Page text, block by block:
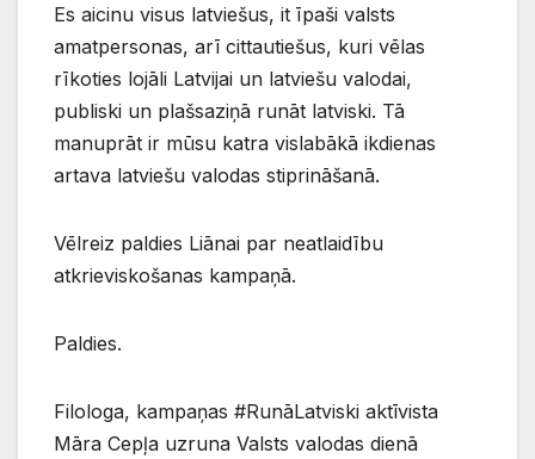
Es aicinu visus latviešus, it īpaši valsts
amatpersonas, arī cittautiešus, kuri vēlas
rīkoties lojāli Latvijai un latviešu valodai,
publiski un plašsaziņā runāt latviski. Tā
manuprāt ir mūsu katra vislabākā ikdienas
artava latviešu valodas stiprināšanā.
Vēlreiz paldies Liānai par neatlaidību
atkrieviskošanas kampaņā.
Paldies.
Filologa, kampaņas #RunāLatviski aktīvista
Māra Cepļa uzruna Valsts valodas dienā